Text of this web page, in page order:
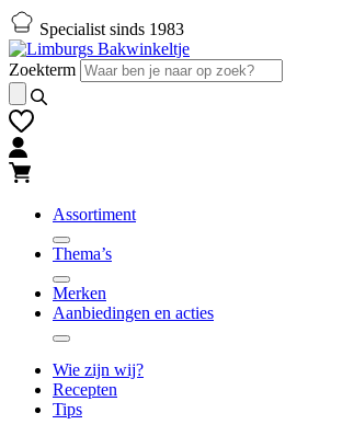
Naar
hoofd-
inhoud
gaan
Naar
footer
gaan
Specialist sinds 1983
Zoekterm
Assortiment
Thema’s
Merken
Aanbiedingen en acties
Wie zijn wij?
Recepten
Tips